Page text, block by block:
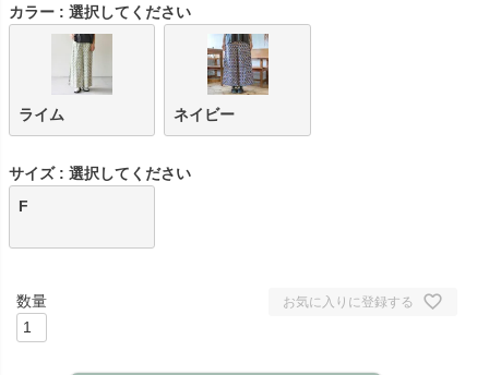
カラー 選択してください
ライム ネイビー
サイズ
選択してください
F
お気に入りに登録する